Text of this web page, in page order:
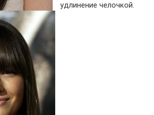
удлинение челочкой.